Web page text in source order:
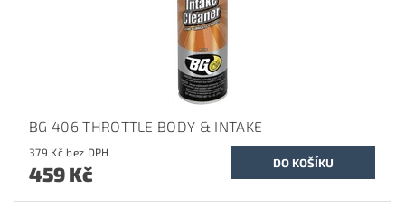
BG 406 THROTTLE BODY & INTAKE
379 Kč bez DPH
459 Kč